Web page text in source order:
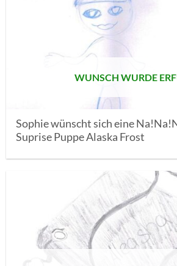
WUNSCH WURDE
Sophie wünscht sich eine
Suprise Puppe Alaska Frost